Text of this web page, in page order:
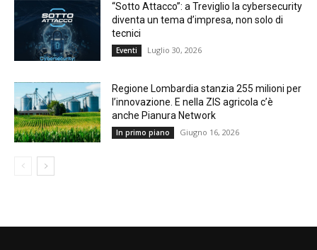
“Sotto Attacco”: a Treviglio la cybersecurity
diventa un tema d’impresa, non solo di
tecnici
Eventi Luglio 30, 2026
Regione Lombardia stanzia 255 milioni per
l’innovazione. E nella ZIS agricola c’è
anche Pianura Network
In primo piano Giugno 16, 2026